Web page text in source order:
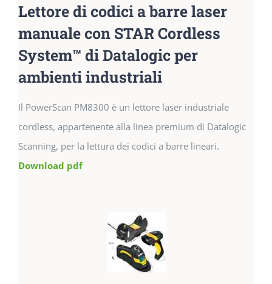
Lettore di codici a barre laser
manuale con STAR Cordless
System™ di Datalogic per
ambienti industriali
Il PowerScan PM8300 è un lettore laser industriale
cordless, appartenente alla linea premium di Datalogic
Scanning, per la lettura dei codici a barre lineari.
Download pdf